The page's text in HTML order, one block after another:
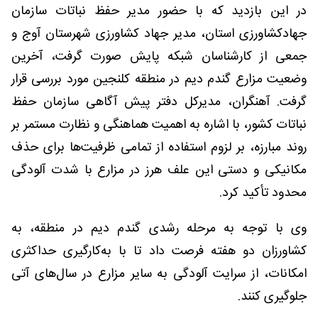
در این بازدید که با حضور مدیر حفظ نباتات سازمان
جهادکشاورزی استان، مدیر جهاد کشاورزی شهرستان آوج و
جمعی از کارشناسان شبکه پایش صورت گرفت، آخرین
وضعیت مزارع گندم دیم در منطقه کلنجین مورد بررسی قرار
گرفت. آهنگران، مدیرکل دفتر پیش آگاهی سازمان حفظ
نباتات کشور، با اشاره به اهمیت هماهنگی و نظارت مستمر بر
روند مبارزه، بر لزوم استفاده از تمامی ظرفیت‌ها برای حذف
مکانیکی و دستی این علف هرز در مزارع با شدت آلودگی
محدود تأکید کرد.
وی با توجه به مرحله رشدی گندم دیم در منطقه، به
کشاورزان دو هفته فرصت داد تا با به‌کارگیری حداکثری
امکانات، از سرایت آلودگی به سایر مزارع در سال‌های آتی
جلوگیری کنند.